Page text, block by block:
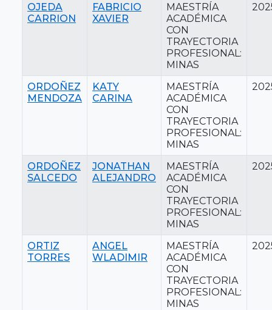
OJEDA
CARRION
FABRICIO
XAVIER
MAESTRÍA
ACADÉMICA
CON
TRAYECTORIA
PROFESIONAL:
MINAS
ORDOÑEZ
MENDOZA
KATY
CARINA
MAESTRÍA
ACADÉMICA
CON
TRAYECTORIA
PROFESIONAL:
MINAS
ORDOÑEZ
SALCEDO
JONATHAN
ALEJANDRO
MAESTRÍA
ACADÉMICA
CON
TRAYECTORIA
PROFESIONAL:
MINAS
ORTIZ
TORRES
ANGEL
WLADIMIR
MAESTRÍA
ACADÉMICA
CON
TRAYECTORIA
PROFESIONAL:
MINAS